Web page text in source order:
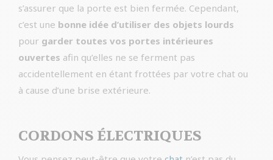
s’assurer que la porte est bien fermée. Cependant,
c’est une bonne idée d’utiliser des objets lourds
pour garder toutes vos portes intérieures
ouvertes afin qu’elles ne se ferment pas
accidentellement en étant frottées par votre chat ou
à cause d’une brise extérieure.
CORDONS ÉLECTRIQUES